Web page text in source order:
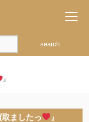
search
』
ましたっ 』